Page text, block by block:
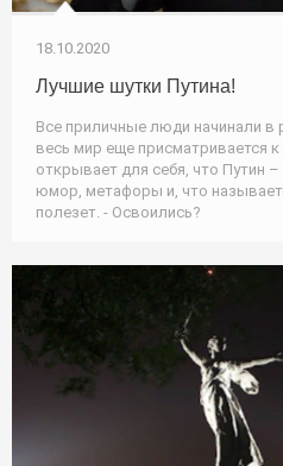
18.10.2020
Лучшие шутки Путина!
Все приличные люди начинали в
весь мир еще присматривается
открывает для себя, что Путин
юмор, метафоры и, что
полезет. - Освоились?